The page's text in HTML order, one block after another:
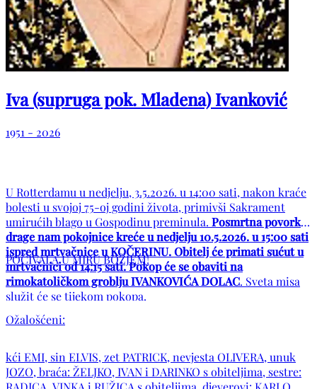
Iva (supruga pok. Mladena) Ivanković
1951 - 2026
U Rotterdamu u nedjelju, 3.5.2026. u 14:00 sati, nakon kraće
bolesti u svojoj 75-oj godini života, primivši Sakrament
umirućih blago u Gospodinu preminula. Posmrtna povorka
drage nam pokojnice kreće u nedjelju 10.5.2026. u 15:00 sati
ispred mrtvačnice u KOČERINU. Obitelj će primati sućut u
mrtvačnici od 14:15 sati. Pokop će se obaviti na
rimokatoličkom groblju IVANKOVIĆA DOLAC. Sveta misa
služit će se tijekom pokopa.
POČIVALA U MIRU BOŽJEM!
Ožalošćeni:
kći EMI, sin ELVIS, zet PATRICK, nevjesta OLIVERA, unuk
JOZO, braća: ŽELJKO, IVAN i DARINKO s obiteljima, sestre: